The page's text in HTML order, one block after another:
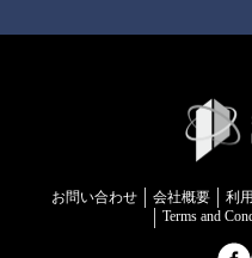
お問い合わせ 会社概要 利
Terms and